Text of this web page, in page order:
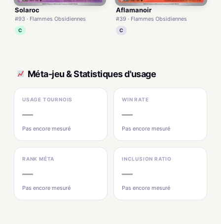
Solaroc
#93 · Flammes Obsidiennes
C
Aflamanoir
#39 · Flammes Obsidiennes
C
Méta-jeu & Statistiques d'usage
USAGE TOURNOIS
—
Pas encore mesuré
WIN RATE
—
Pas encore mesuré
RANK MÉTA
—
Pas encore mesuré
INCLUSION RATIO
—
Pas encore mesuré